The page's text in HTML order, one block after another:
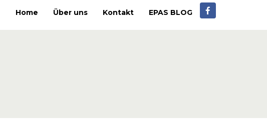
Home Über uns Kontakt EPAS BLOG